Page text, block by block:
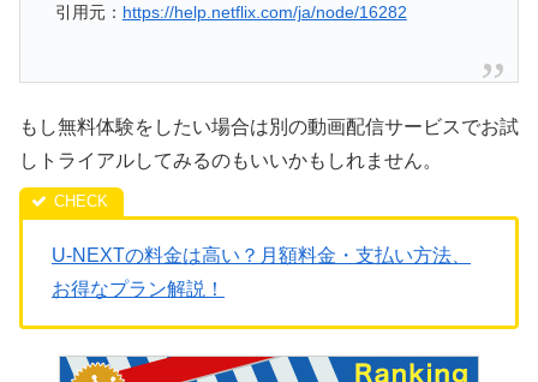
引用元： https://help.netflix.com/ja/node/16282
もし無料体験をしたい場合は別の動画配信サービスでお試
しトライアルしてみるのもいいかもしれません。
U-NEXTの料金は高い？月額料金・支払い方法、
お得なプラン解説！